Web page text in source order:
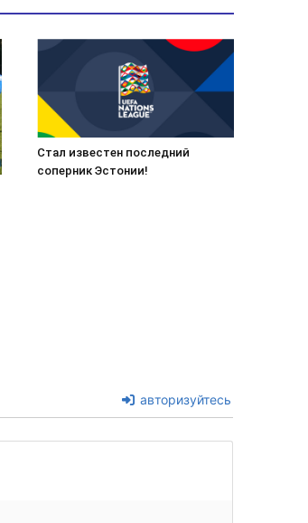
Стал известен последний
соперник Эстонии!
авторизуйтесь